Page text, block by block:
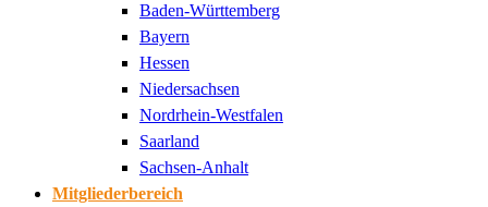
Baden-Württemberg
Bayern
Hessen
Niedersachsen
Nordrhein-Westfalen
Saarland
Sachsen-Anhalt
Mitgliederbereich